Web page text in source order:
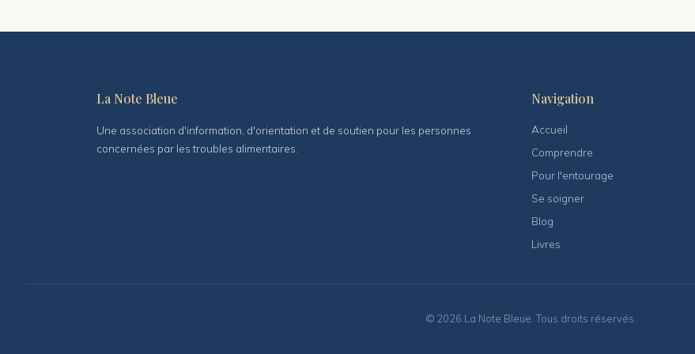
La Note Bleue
Une association d'information, d'orientation et de soutien pour les personnes
concernées par les troubles alimentaires.
Navigation
Accueil
Comprendre
Pour l'entourage
Se soigner
Blog
Livres
© 2026 La Note Bleue. Tous droits réservés.